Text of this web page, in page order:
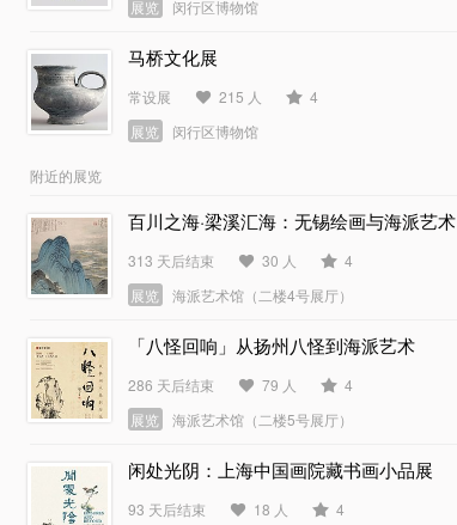
展览
闵行区博物馆
马桥文化展
常设展 215 人
4
展览
闵行区博物馆
附近的展览
百川之海·梁溪汇海：无锡绘画与海派艺术
313 天后结束 30 人
4
展览
海派艺术馆（二楼4号展厅）
「八怪回响」从扬州八怪到海派艺术
286 天后结束 79 人
4
展览
海派艺术馆（二楼5号展厅）
闲处光阴：上海中国画院藏书画小品展
93 天后结束 18 人
4